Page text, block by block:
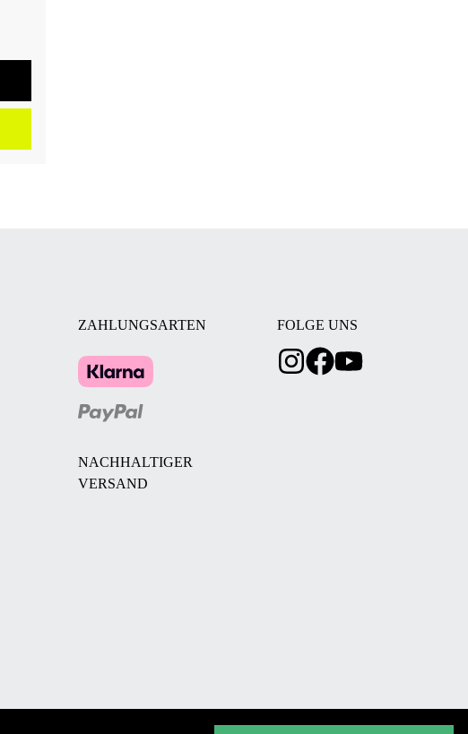
ZAHLUNGSARTEN
NACHHALTIGER
VERSAND
FOLGE UNS